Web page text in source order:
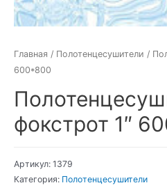
Главная / Полотенцесушители /
600*800
фокстрот 1″
Артикул: 1379
Категория: Полотенцесушители